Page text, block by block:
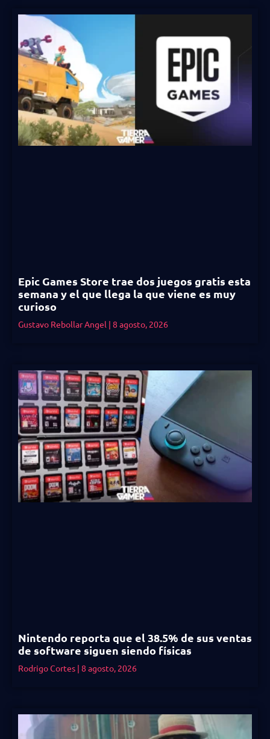
Epic Games Store trae dos juegos gratis esta
semana y el que llega la que viene es muy
curioso
Gustavo Rebollar Angel 8 agosto, 2026
Nintendo reporta que el 38.5% de sus ventas
de software siguen siendo físicas
Rodrigo Cortes 8 agosto, 2026